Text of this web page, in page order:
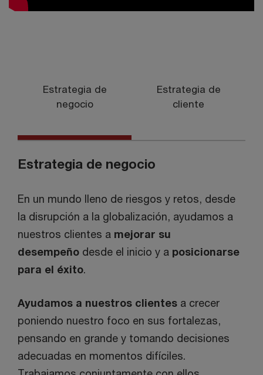
Estrategia de
negocio
Estrategia de
cliente
Estrategia de negocio
En un mundo lleno de riesgos y retos, desde
la disrupción a la globalización, ayudamos a
nuestros clientes a mejorar su
desempeño desde el inicio y a posicionarse
para el éxito.
Ayudamos a nuestros clientes a crecer
poniendo nuestro foco en sus fortalezas,
pensando en grande y tomando decisiones
adecuadas en momentos difíciles.